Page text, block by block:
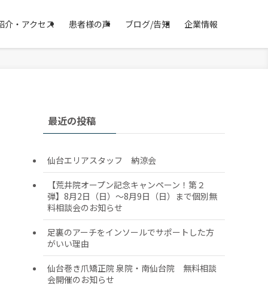
介・アクセス 患者様の声 ブログ/告知 企業情報
最近の投稿
仙台エリアスタッフ 納涼会
【荒井院オープン記念キャンペーン！第２
弾】8月2日（日）～8月9日（日）まで個別無
料相談会のお知らせ
足裏のアーチをインソールでサポートした方
がいい理由
仙台巻き爪矯正院 泉院・南仙台院 無料相談
会開催のお知らせ